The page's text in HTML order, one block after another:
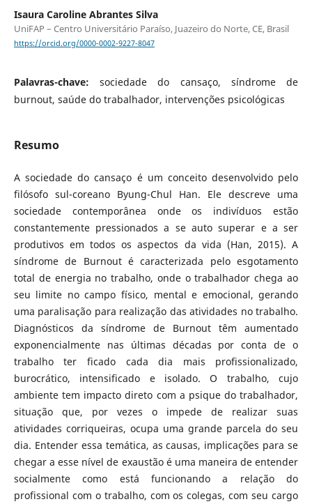
Isaura Caroline Abrantes Silva
UniFAP – Centro Universitário Paraíso, Juazeiro do Norte, CE, Brasil
https://orcid.org/0000-0002-9227-8047
Palavras-chave:sociedade do cansaço, síndrome de
burnout, saúde do trabalhador, intervenções psicológicas
Resumo
A sociedade do cansaço é um conceito desenvolvido pelo
filósofo sul-coreano Byung-Chul Han. Ele descreve uma
sociedade contemporânea onde os indivíduos estão
constantemente pressionados a se auto superar e a ser
produtivos em todos os aspectos da vida (Han, 2015). A
síndrome de Burnout é caracterizada pelo esgotamento
total de energia no trabalho, onde o trabalhador chega ao
seu limite no campo físico, mental e emocional, gerando
uma paralisação para realização das atividades no trabalho.
Diagnósticos da síndrome de Burnout têm aumentado
exponencialmente nas últimas décadas por conta de o
trabalho ter ficado cada dia mais profissionalizado,
burocrático, intensificado e isolado. O trabalho, cujo
ambiente tem impacto direto com a psique do trabalhador,
situação que, por vezes o impede de realizar suas
atividades corriqueiras, ocupa uma grande parcela do seu
dia. Entender essa temática, as causas, implicações para se
chegar a esse nível de exaustão é uma maneira de entender
socialmente como está funcionando a relação do
profissional com o trabalho, com os colegas, com seu cargo